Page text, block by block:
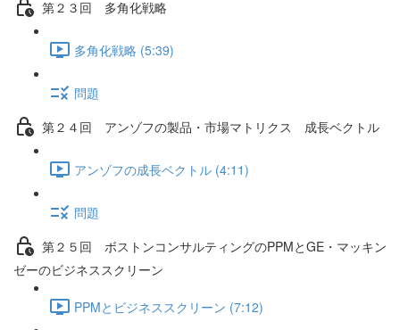
第２３回 多角化戦略
多角化戦略 (5:39)
問題
第２４回 アンゾフの製品・市場マトリクス 成長ベクトル
アンゾフの成長ベクトル (4:11)
問題
第２５回 ボストンコンサルティングのPPMとGE・マッキン
ゼーのビジネススクリーン
PPMとビジネススクリーン (7:12)